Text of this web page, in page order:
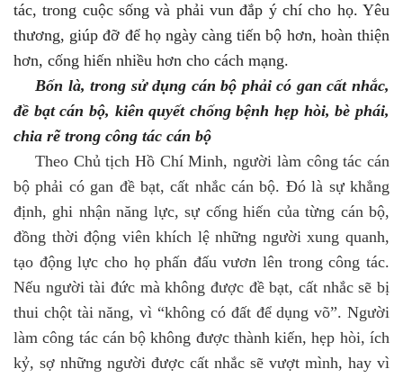
tác, trong cuộc sống và phải vun đắp ý chí cho họ. Yêu
thương, giúp đỡ để họ ngày càng tiến bộ hơn, hoàn thiện
hơn, cống hiến nhiều hơn cho cách mạng.
Bốn là, trong sử dụng cán bộ phải có gan cất nhắc,
đề bạt cán bộ, kiên quyết chống bệnh hẹp hòi, bè phái,
chia rẽ trong công tác cán bộ
Theo Chủ tịch Hồ Chí Minh, người làm công tác cán
bộ phải có gan đề bạt, cất nhắc cán bộ. Đó là sự khẳng
định, ghi nhận năng lực, sự cống hiến của từng cán bộ,
đồng thời động viên khích lệ những người xung quanh,
tạo động lực cho họ phấn đấu vươn lên trong công tác.
Nếu người tài đức mà không được đề bạt, cất nhắc sẽ bị
thui chột tài năng, vì “không có đất để dụng võ”. Người
làm công tác cán bộ không được thành kiến, hẹp hòi, ích
kỷ, sợ những người được cất nhắc sẽ vượt mình, hay vì